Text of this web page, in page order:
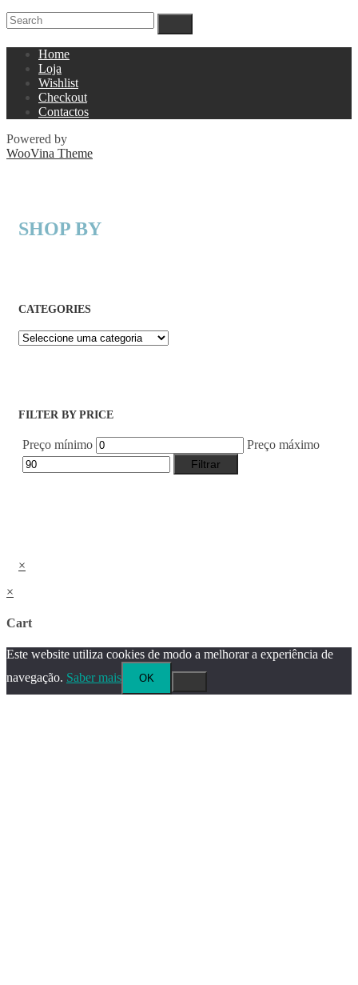
Home
Loja
Wishlist
Checkout
Contactos
Powered by
WooVina Theme
SHOP BY
CATEGORIES
FILTER BY PRICE
Preço mínimo Preço máximo
Filtrar
×
×
Cart
Este website utiliza cookies de modo a melhorar a experiência de
navegação. Saber mais OK